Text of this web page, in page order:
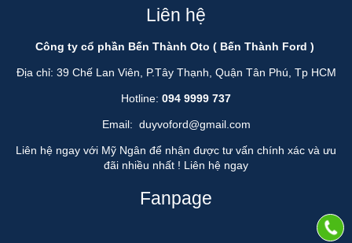
Liên hệ
Công ty cổ phần Bến Thành Oto ( Bến Thành Ford )
Địa chỉ: 39 Chế Lan Viên, P.Tây Thạnh, Quận Tân Phú, Tp HCM
Hotline: 094 9999 737
Email: duyvoford@gmail.com
Liên hệ ngay với Mỹ Ngân để nhận được tư vấn chính xác và ưu
đãi nhiều nhất ! Liên hệ ngay
Fanpage